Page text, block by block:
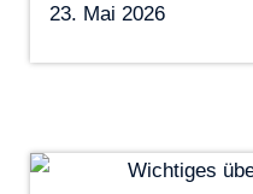
23. Mai 2026